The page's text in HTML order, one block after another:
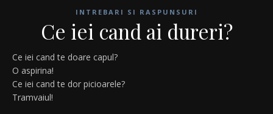
INTREBARI SI RASPUNSURI
Ce iei cand ai dureri?
Ce iei cand te doare capul?
O aspirina!
Ce iei cand te dor picioarele?
Tramvaiul!